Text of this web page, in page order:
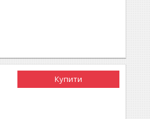
Купити